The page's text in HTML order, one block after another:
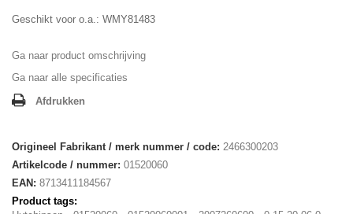
Geschikt voor o.a.: WMY81483
Ga naar product omschrijving
Ga naar alle specificaties
Afdrukken
Origineel Fabrikant / merk nummer / code: 2466300203
Artikelcode / nummer: 01520060
EAN: 8713411184567
Product tags: